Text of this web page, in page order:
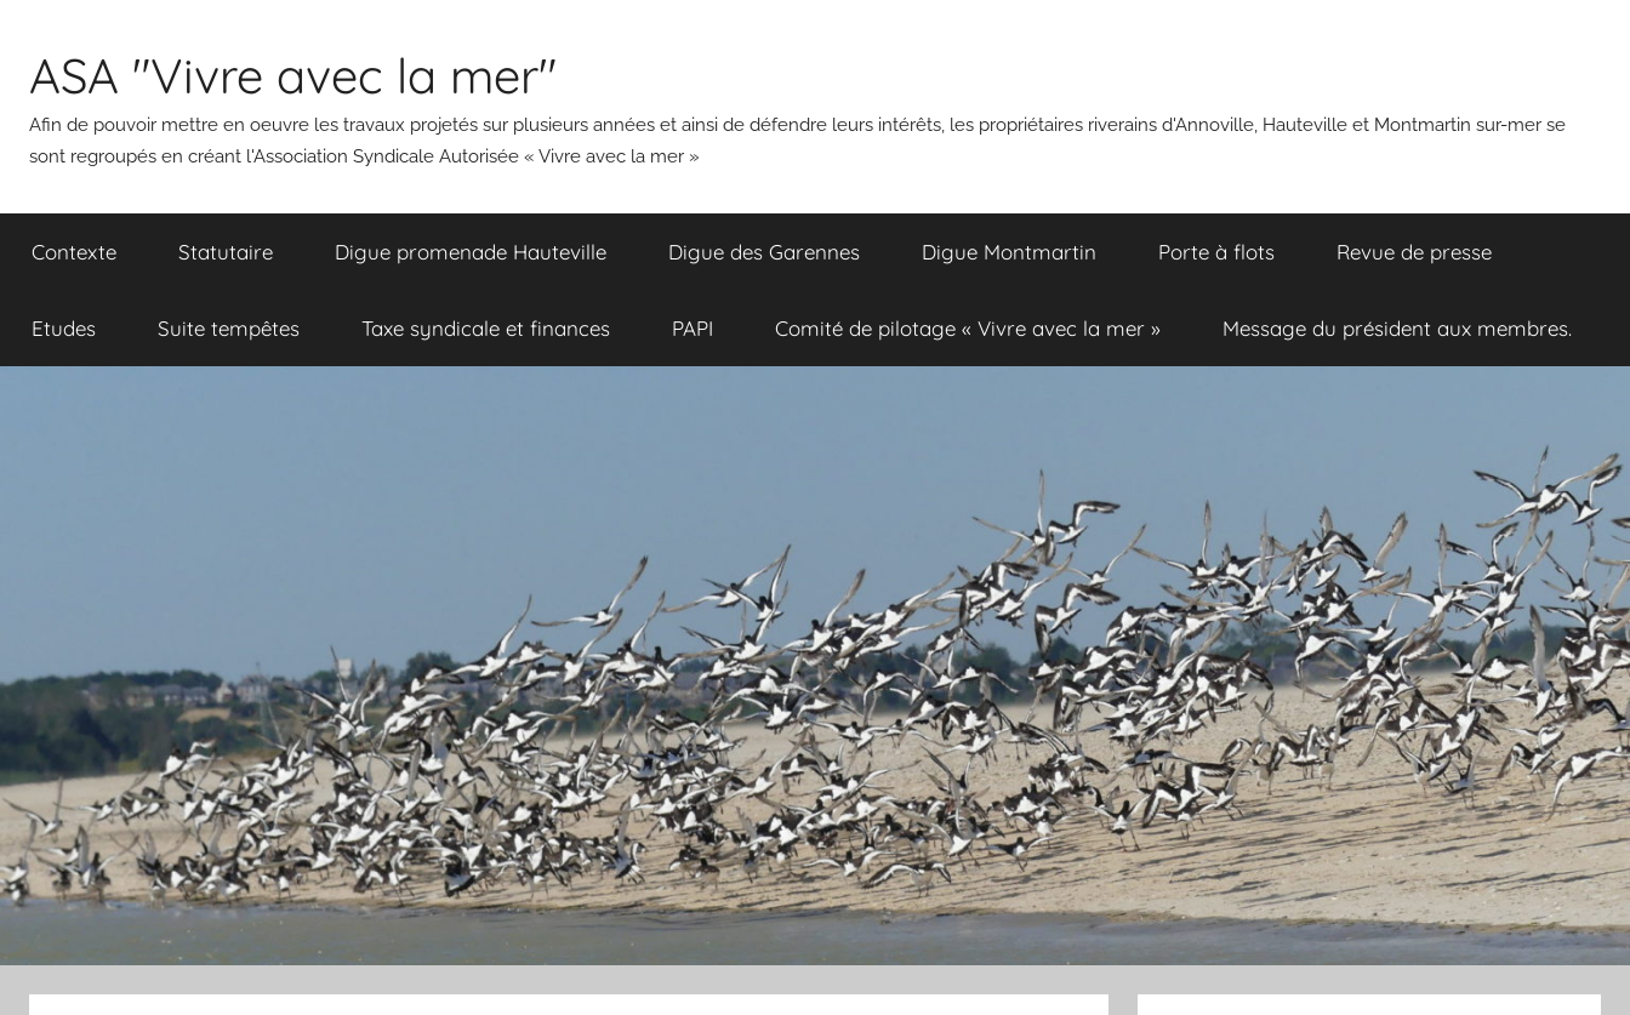
contenu
ASA "Vivre avec la mer"
Afin de pouvoir mettre en oeuvre les travaux projetés sur plusieurs années et ainsi de défendre leurs intérêts, les propriétaires riverains d'Annoville, Hauteville et Montmartin sur-mer se
sont regroupés en créant l'Association Syndicale Autorisée « Vivre avec la mer »
Contexte Statutaire Digue promenade Hauteville Digue des Garennes Digue Montmartin Porte à flots Revue de presse
Etudes Suite tempêtes Taxe syndicale et finances PAPI Comité de pilotage « Vivre avec la mer » Message du président aux membres.